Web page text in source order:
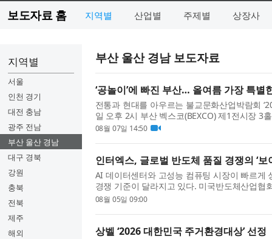
보도자료 홈 지역별 산업별 주제별 상장사
지역별
서울
인천 경기
대전 충남
광주 전남
부산 울산 경남
대구 경북
강원
충북
전북
제주
해외
부산 울산 경남 보도자료
‘공놀이’에 빠진 부산… 올여름 가장 특별
전통과 현대를 아우르는 불교문화산업박람회
일 오후 2시 부산 벡스코(BEXCO) 제1전시장 3
작으로 나흘간의 막을 올렸다. 9일까지 진행되
08월 07일 14:50
인터엑스, 글로벌 반도체 품질 경쟁의 ‘
AI 데이터센터와 고성능 컴퓨팅 시장이 빠르게
경쟁 기준이 달라지고 있다. 미국반도체산업협
반도체 매출은 888억달러로 전년 동월 대비
08월 05일 09:00
상벨 ‘2026 대한민국 주거환경대상’ 선정